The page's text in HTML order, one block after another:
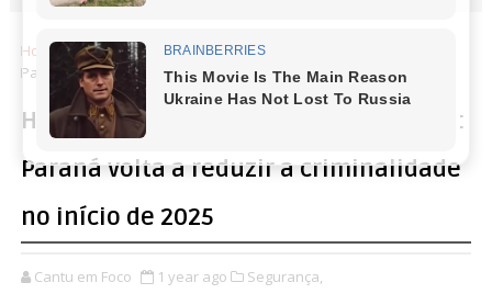
Home Segurança
Homicídios, furtos e roubos em queda:
Paraná volta a reduzir a criminalidade no início de 2025
Homicídios, furtos e roubos em queda:
Paraná volta a reduzir a criminalidade
no início de 2025
Cantu em Foco 1 year ago Segurança,